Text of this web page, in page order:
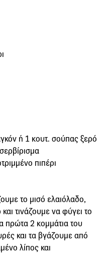
ή 1 κουτ. σούπας ξερό
πιπέρι
το μισό ελαιόλαδο,
τινάζουμε να φύγει το
πρώτα 2 κομμάτια του
και τα βγάζουμε από
λίπος και